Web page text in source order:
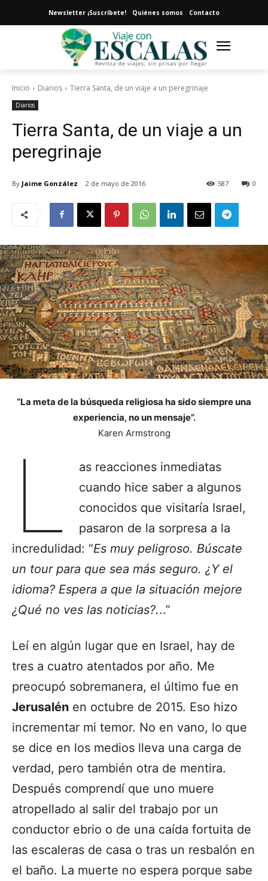
Newsletter ¡Suscríbete! Quiénes somos Contacto
Inicio Diarios Tierra Santa, de un viaje a un peregrinaje
Diarios
Tierra Santa, de un viaje a un
peregrinaje
By Jaime González 2 de mayo de 2016 0
587
“La meta de la búsqueda religiosa ha sido siempre una
experiencia, no un mensaje”.
Karen Armstrong
L
as reacciones inmediatas
cuando hice saber a algunos
conocidos que visitaría Israel,
pasaron de la sorpresa a la
incredulidad: “Es muy peligroso. Búscate
un tour para que sea más seguro. ¿Y el
idioma? Espera a que la situación mejore
¿Qué no ves las noticias?...”
Leí en algún lugar que en Israel, hay de
tres a cuatro atentados por año. Me
preocupó sobremanera, el último fue en
Jerusalén en octubre de 2015. Eso hizo
incrementar mi temor. No en vano, lo que
se dice en los medios lleva una carga de
verdad, pero también otra de mentira.
Después comprendí que uno muere
atropellado al salir del trabajo por un
conductor ebrio o de una caída fortuita de
las escaleras de casa o tras un resbalón en
el baño. La muerte no espera porque sabe